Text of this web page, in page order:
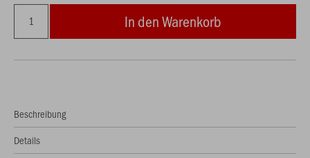
In den Warenkorb
Beschreibung
Details